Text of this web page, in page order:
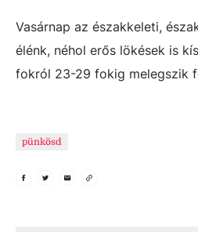
Vasárnap az északkeleti,
élénk, néhol erős lökések is
fokról 23-29 fokig melegszik
pünkösd